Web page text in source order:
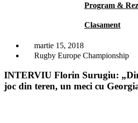
Program &
Clasament
martie 15, 2018
Rugby Europe Championship
INTERVIU Florin Surugiu:
joc din teren, un meci cu